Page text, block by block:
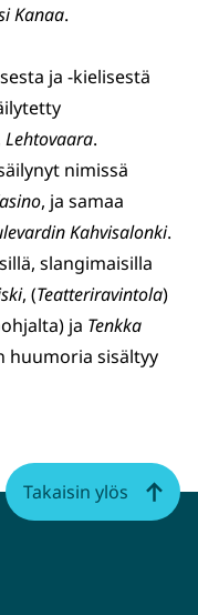
Kanaa.
ja -kielisestä
Lehtovaara.
nimissä
, ja samaa
Kahvisalonki.
slangimaisilla
, (Teatteriravintola)
ja Tenkka
huumoria sisältyy
Takaisin ylös